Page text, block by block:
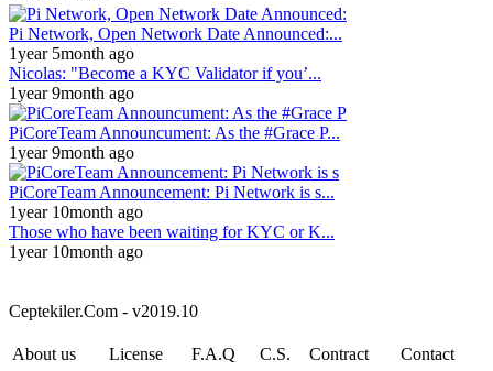
Pi Network, Open Network Date Announced:...
1year 5month ago
Nicolas: "Become a KYC Validator if you’...
1year 9month ago
PiCoreTeam Announcument: As the #Grace P...
1year 9month ago
PiCoreTeam Announcement: Pi Network is s...
1year 10month ago
Those who have been waiting for KYC or K...
1year 10month ago
Ceptekiler.Com - v2019.10
About us License F.A.Q C.S. Contract Contact